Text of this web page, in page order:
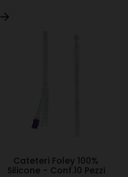

Cateteri Foley 100%
Silicone - Conf.10 Pezzi